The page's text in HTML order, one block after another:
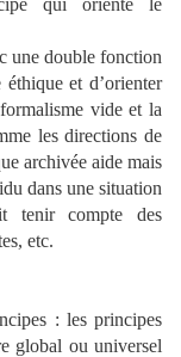
qui oriente le
une double fonction
et d’orienter
vide et la
les directions de
archivée aide mais
dans une situation
tenir compte des
etc.
: les principes
global ou universel